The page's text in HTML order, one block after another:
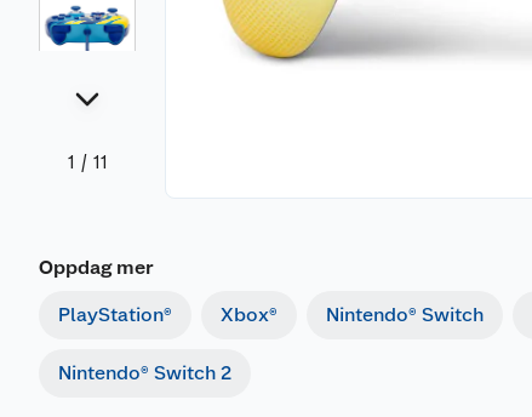
1 / 11
Oppdag mer
PlayStation® Xbox® Nintendo® Switch
Nintendo® Switch 2